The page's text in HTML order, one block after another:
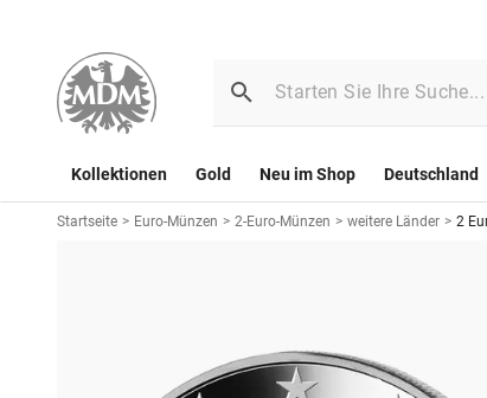
Kollektionen Gold Neu im Shop Deutschland
Startseite > Euro-Münzen > 2-Euro-Münzen > weitere Länder > 2